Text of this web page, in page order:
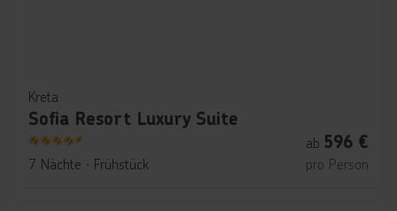
Kreta
Sofia Resort Luxury Suite
4.5
7 Nächte ∙ Frühstück
ab 596 €
pro Person